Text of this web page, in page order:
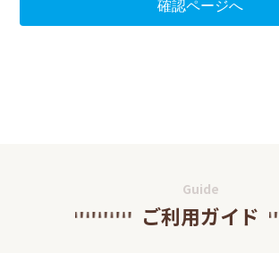
Guide
ご利用ガイド